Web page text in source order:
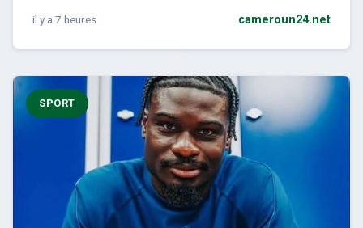
il y a 7 heures cameroun24.net
SPORT